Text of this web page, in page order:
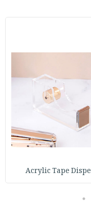
Acrylic Tape Dispe
5